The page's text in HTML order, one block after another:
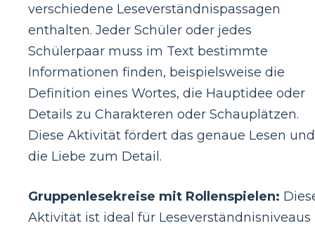
verschiedene Leseverständnispassagen
enthalten. Jeder Schüler oder jedes
Schülerpaar muss im Text bestimmte
Informationen finden, beispielsweise die
Definition eines Wortes, die Hauptidee oder
Details zu Charakteren oder Schauplätzen.
Diese Aktivität fördert das genaue Lesen und
die Liebe zum Detail.
Gruppenlesekreise mit Rollenspielen:
Aktivität ist ideal für Leseverständnisniveaus